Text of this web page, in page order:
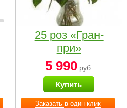
Заказать в один клик
25 роз «Гран-
при»
5 990руб.
Купить